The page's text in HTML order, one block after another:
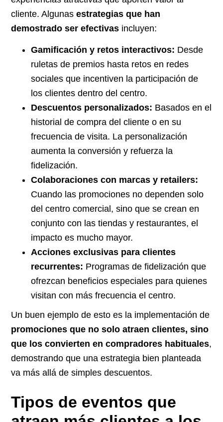
cliente. Algunasestrategias que han
demostrado ser efectivas incluyen:
Gamificación y retos interactivos: Desde
ruletas de premios hasta retos en redes
sociales que incentiven la participación de
los clientes dentro del centro.
Descuentos personalizados: Basados en el
historial de compra del cliente o en su
frecuencia de visita. La personalización
aumenta la conversión y refuerza la
fidelización.
Colaboraciones con marcas y retailers:
Cuando las promociones no dependen solo
del centro comercial, sino que se crean en
conjunto con las tiendas y restaurantes, el
impacto es mucho mayor.
Acciones exclusivas para clientes
recurrentes: Programas de fidelización que
ofrezcan beneficios especiales para quienes
visitan con más frecuencia el centro.
Un buen ejemplo de esto es la implementación de
promociones que no solo atraen clientes, sino
que los convierten en compradores habituales,
demostrando que una estrategia bien planteada
va más allá de simples descuentos.
Tipos de eventos que